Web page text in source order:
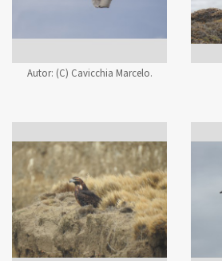
Autor: (C) Cavicchia Marcelo.